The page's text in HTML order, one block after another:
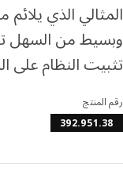
الذي يلائم
من السهل
النظام على